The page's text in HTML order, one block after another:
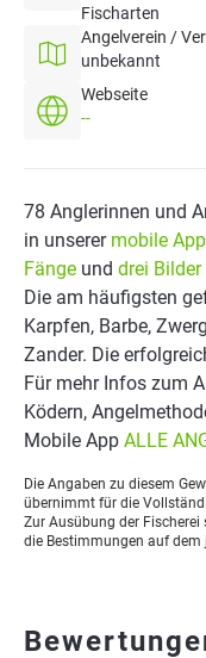
Fischarten
Angelverein /
unbekannt
Webseite
--
78 Anglerinnen und
in unserer mobile
Fänge und drei Bilder
Die am häufigsten
Karpfen, Barbe,
Zander. Die
Für mehr Infos zum
Ködern,
Mobile App ALLE
Die Angaben zu diesem
übernimmt für die
Zur Ausübung der
die Bestimmungen auf